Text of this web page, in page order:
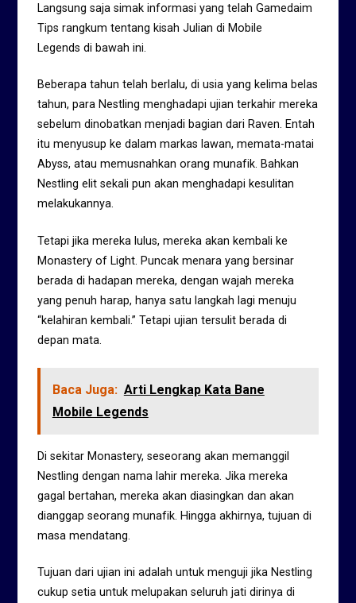
Langsung saja simak informasi yang telah Gamedaim
Tips rangkum tentang kisah Julian di Mobile
Legends di bawah ini.
Beberapa tahun telah berlalu, di usia yang kelima belas
tahun, para Nestling menghadapi ujian terkahir mereka
sebelum dinobatkan menjadi bagian dari Raven. Entah
itu menyusup ke dalam markas lawan, memata-matai
Abyss, atau memusnahkan orang munafik. Bahkan
Nestling elit sekali pun akan menghadapi kesulitan
melakukannya.
Tetapi jika mereka lulus, mereka akan kembali ke
Monastery of Light. Puncak menara yang bersinar
berada di hadapan mereka, dengan wajah mereka
yang penuh harap, hanya satu langkah lagi menuju
“kelahiran kembali.” Tetapi ujian tersulit berada di
depan mata.
Baca Juga: Arti Lengkap Kata Bane
Mobile Legends
Di sekitar Monastery, seseorang akan memanggil
Nestling dengan nama lahir mereka. Jika mereka
gagal bertahan, mereka akan diasingkan dan akan
dianggap seorang munafik. Hingga akhirnya, tujuan di
masa mendatang.
Tujuan dari ujian ini adalah untuk menguji jika Nestling
cukup setia untuk melupakan seluruh jati dirinya di